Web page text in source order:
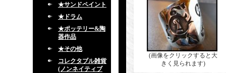
★サンドペイント
★ドラム
★ポッテリー&陶
器作品
★その他
コレクタブル雑貨
(ノンネイティブ
(画像をクリックすると大
きく見られます)